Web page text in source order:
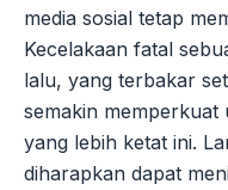
media sosial tetap
Kecelakaan fatal
lalu, yang terbakar
semakin memperkuat
yang lebih ketat ini.
diharapkan dapat